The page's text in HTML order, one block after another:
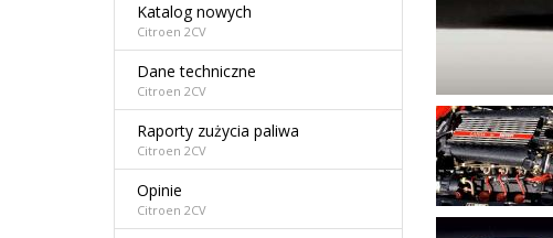
Katalog nowych
Citroen 2CV
Dane techniczne
Citroen 2CV
Raporty zużycia paliwa
Citroen 2CV
Opinie
Citroen 2CV